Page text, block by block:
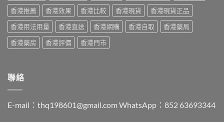
分
辨
與
購
買
指
算？
POXET-
60
與
原
廠
辨
香港推薦
香港效果 香港比較 香港現貨
香港現貨正品
香港用法用量
香港直送 香港網購 香港自取
香港藥局
香港藥房
香港評價 香港門市
聯絡
E-mail： thq198601@gmail.com WhatsApp：852 63693344